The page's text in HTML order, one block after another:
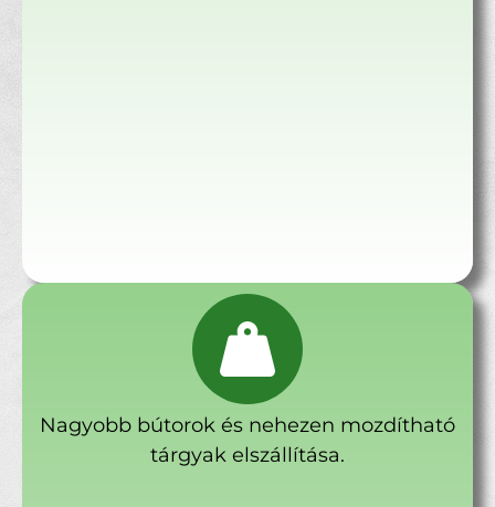
Nagyobb bútorok és nehezen mozdítható
tárgyak elszállítása.